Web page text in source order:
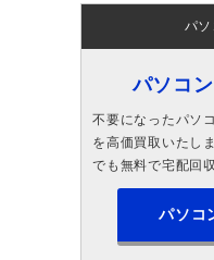
パ
パソコ
不要になったパソ
を高価買取いたし
でも無料で宅配回
パソコ